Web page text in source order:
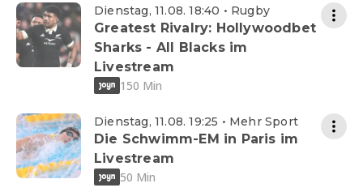
Dienstag, 11.08. 18:40 • Rugby
Greatest Rivalry: Hollywoodbet
Sharks - All Blacks im
Livestream
150 Min
Dienstag, 11.08. 19:25 • Mehr Sport
Die Schwimm-EM in Paris im
Livestream
50 Min